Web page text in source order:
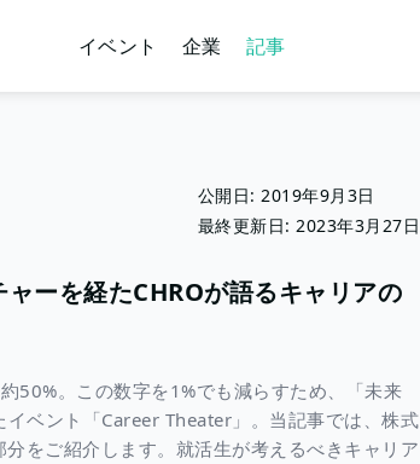
イベント 企業 記事
公開日:2019年9月3日
最終更新日:2023年3月27日
ーを経たCHROが語るキャリアの
50%。この数字を1%でも減らすため、「未来
ベント「Career Theater」。当記事では、株式
をご紹介します。就活生が考えるべきキャリア